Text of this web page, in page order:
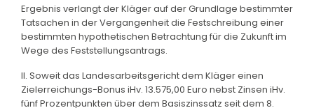
Ergebnis verlangt der Kläger auf der Grundlage bestimmter
Tatsachen in der Vergangenheit die Festschreibung einer
bestimmten hypothetischen Betrachtung für die Zukunft im
Wege des Feststellungsantrags.
II. Soweit das Landesarbeitsgericht dem Kläger einen
Zielerreichungs-Bonus iHv. 13.575,00 Euro nebst Zinsen iHv.
fünf Prozentpunkten über dem Basiszinssatz seit dem 8.